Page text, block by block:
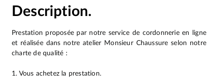
Description.
Prestation proposée par notre service de cordonnerie en ligne
et réalisée dans notre atelier Monsieur Chaussure selon notre
charte de qualité :
1. Vous achetez la prestation.